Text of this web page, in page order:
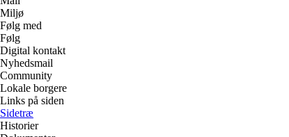
Miljø
Følg med
Følg
Digital kontakt
Nyhedsmail
Community
Lokale borgere
Links på siden
Sidetræ
Historier